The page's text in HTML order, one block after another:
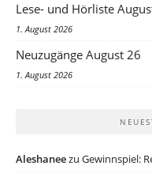
Lese- und Hörliste
1. August 2026
Neuzugänge August 26
1. August 2026
Aleshaneezu Gewinnspiel: